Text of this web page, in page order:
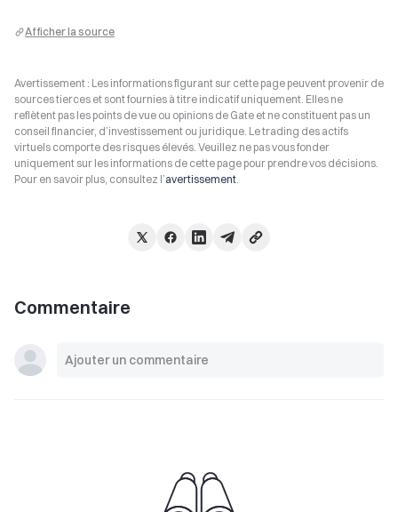
Afficher la source
Avertissement : Les informations figurant sur cette page peuvent provenir de
sources tierces et sont fournies à titre indicatif uniquement. Elles ne
reflètent pas les points de vue ou opinions de Gate et ne constituent pas un
conseil financier, d’investissement ou juridique. Le trading des actifs
virtuels comporte des risques élevés. Veuillez ne pas vous fonder
uniquement sur les informations de cette page pour prendre vos décisions.
Pour en savoir plus, consultez l’avertissement.
Commentaire